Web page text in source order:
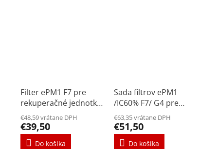
Filter ePM1 F7 pre
rekuperačné jednotky
Renovent Excellent
180
€48,59 vrátane DPH
€39,50
Do košíka
Sada filtrov ePM1
/IC60% F7/ G4 pre
rekuperačné jednotky
Renovent Excellent
180
€63,35 vrátane DPH
€51,50
Do košíka